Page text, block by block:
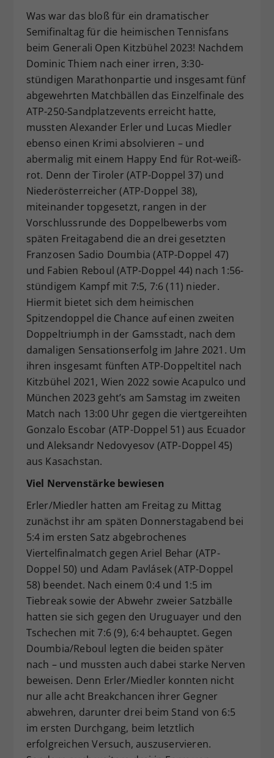
Was war das bloß für ein dramatischer
Semifinaltag für die heimischen Tennisfans
beim Generali Open Kitzbühel 2023! Nachdem
Dominic Thiem nach einer irren, 3:30-
stündigen Marathonpartie und insgesamt fünf
abgewehrten Matchbällen das Einzelfinale des
ATP-250-Sandplatzevents erreicht hatte,
mussten Alexander Erler und Lucas Miedler
ebenso einen Krimi absolvieren – und
abermalig mit einem Happy End für Rot-weiß-
rot. Denn der Tiroler (ATP-Doppel 37) und
Niederösterreicher (ATP-Doppel 38),
miteinander topgesetzt, rangen in der
Vorschlussrunde des Doppelbewerbs vom
späten Freitagabend die an drei gesetzten
Franzosen Sadio Doumbia (ATP-Doppel 47)
und Fabien Reboul (ATP-Doppel 44) nach 1:56-
stündigem Kampf mit 7:5, 7:6 (11) nieder.
Hiermit bietet sich dem heimischen
Spitzendoppel die Chance auf einen zweiten
Doppeltriumph in der Gamsstadt, nach dem
damaligen Sensationserfolg im Jahre 2021. Um
ihren insgesamt fünften ATP-Doppeltitel nach
Kitzbühel 2021, Wien 2022 sowie Acapulco und
München 2023 geht’s am Samstag im zweiten
Match nach 13:00 Uhr gegen die viertgereihten
Gonzalo Escobar (ATP-Doppel 51) aus Ecuador
und Aleksandr Nedovyesov (ATP-Doppel 45)
aus Kasachstan.
Viel Nervenstärke bewiesen
Erler/Miedler hatten am Freitag zu Mittag
zunächst ihr am späten Donnerstagabend bei
5:4 im ersten Satz abgebrochenes
Viertelfinalmatch gegen Ariel Behar (ATP-
Doppel 50) und Adam Pavlásek (ATP-Doppel
58) beendet. Nach einem 0:4 und 1:5 im
Tiebreak sowie der Abwehr zweier Satzbälle
hatten sie sich gegen den Uruguayer und den
Tschechen mit 7:6 (9), 6:4 behauptet. Gegen
Doumbia/Reboul legten die beiden später
nach – und mussten auch dabei starke Nerven
beweisen. Denn Erler/Miedler konnten nicht
nur alle acht Breakchancen ihrer Gegner
abwehren, darunter drei beim Stand von 6:5
im ersten Durchgang, beim letztlich
erfolgreichen Versuch, auszuservieren.
Zweck
Dieser Wert speichert Ihre Consent-
Einstellungen. Unter anderem eine
zufällig generierte ID, für die
historische Speicherung Ihrer
vorgenommen Einstellungen, falls der
Webseiten-Betreiber dies eingestellt
hat.